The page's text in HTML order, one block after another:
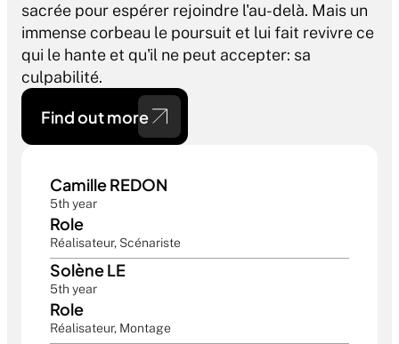
sacrée pour espérer rejoindre l'au-delà. Mais un
immense corbeau le poursuit et lui fait revivre ce
qui le hante et qu'il ne peut accepter: sa
culpabilité.
Find out more
Camille REDON
5th year
Role
Réalisateur, Scénariste
Solène LE
5th year
Role
Réalisateur, Montage